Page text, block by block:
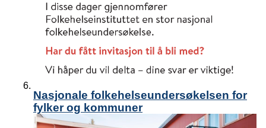
Nasjonale folkehelseundersøkelsen for
fylker og kommuner